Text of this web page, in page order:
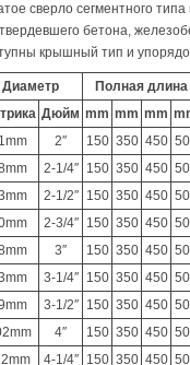
сверло сегментного типа
бетона,
крышный тип и
Диаметр
Полная длина
Дюйм mm mm mm
2″ 150 350 450
2-1/4″ 150 350 450
2-1/2″ 150 350 450
2-3/4″ 150 350 450
3″ 150 350 450
3-1/4″ 150 350 450
3-1/2″ 150 350 450
4″ 150 350 450
4-1/4″ 150 350 450